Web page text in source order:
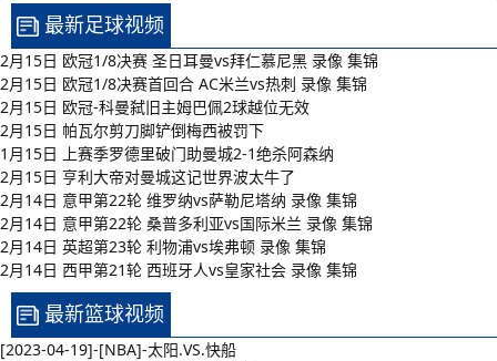
最新足球视频
2月15日 欧冠1/8决赛 圣日耳曼vs拜仁慕尼黑 录像 集锦
2月15日 欧冠1/8决赛首回合 AC米兰vs热刺 录像 集锦
2月15日 欧冠-科曼弑旧主姆巴佩2球越位无效
2月15日 帕瓦尔剪刀脚铲倒梅西被罚下
1月15日 上赛季罗德里破门助曼城2-1绝杀阿森纳
2月15日 亨利大帝对曼城这记世界波太牛了
2月14日 意甲第22轮 维罗纳vs萨勒尼塔纳 录像 集锦
2月14日 意甲第22轮 桑普多利亚vs国际米兰 录像 集锦
2月14日 英超第23轮 利物浦vs埃弗顿 录像 集锦
2月14日 西甲第21轮 西班牙人vs皇家社会 录像 集锦
最新篮球视频
[2023-04-19]-[NBA]-太阳.VS.快船